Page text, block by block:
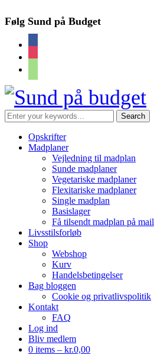
Følg Sund på Budget
Opskrifter
Madplaner
Vejledning til madplan
Sunde madplaner
Vegetariske madplaner
Flexitariske madplaner
Single madplan
Basislager
Få tilsendt madplan på mail
Livsstilsforløb
Shop
Webshop
Kurv
Handelsbetingelser
Bag bloggen
Cookie og privatlivspolitik
Kontakt
FAQ
Log ind
Bliv medlem
0 items – kr.0,00